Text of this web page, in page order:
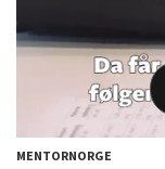
MENTORNORGE